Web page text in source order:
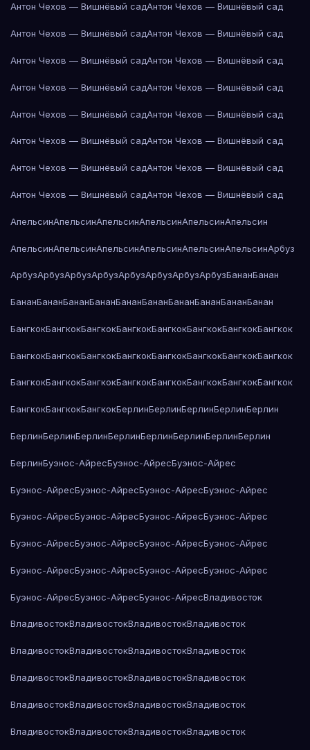
Антон Чехов — Вишнёвый садАнтон Чехов — Вишнёвый сад
Антон Чехов — Вишнёвый садАнтон Чехов — Вишнёвый сад
Антон Чехов — Вишнёвый садАнтон Чехов — Вишнёвый сад
Антон Чехов — Вишнёвый садАнтон Чехов — Вишнёвый сад
Антон Чехов — Вишнёвый садАнтон Чехов — Вишнёвый сад
Антон Чехов — Вишнёвый садАнтон Чехов — Вишнёвый сад
Антон Чехов — Вишнёвый садАнтон Чехов — Вишнёвый сад
Антон Чехов — Вишнёвый садАнтон Чехов — Вишнёвый сад
АпельсинАпельсинАпельсинАпельсинАпельсинАпельсин
АпельсинАпельсинАпельсинАпельсинАпельсинАпельсинАрбуз
АрбузАрбузАрбузАрбузАрбузАрбузАрбузАрбузБананБанан
БананБананБананБананБананБананБананБананБананБанан
БангкокБангкокБангкокБангкокБангкокБангкокБангкокБангкок
БангкокБангкокБангкокБангкокБангкокБангкокБангкокБангкок
БангкокБангкокБангкокБангкокБангкокБангкокБангкокБангкок
БангкокБангкокБангкокБерлинБерлинБерлинБерлинБерлин
БерлинБерлинБерлинБерлинБерлинБерлинБерлинБерлин
БерлинБуэнос-АйресБуэнос-АйресБуэнос-Айрес
Буэнос-АйресБуэнос-АйресБуэнос-АйресБуэнос-Айрес
Буэнос-АйресБуэнос-АйресБуэнос-АйресБуэнос-Айрес
Буэнос-АйресБуэнос-АйресБуэнос-АйресБуэнос-Айрес
Буэнос-АйресБуэнос-АйресБуэнос-АйресБуэнос-Айрес
Буэнос-АйресБуэнос-АйресБуэнос-АйресВладивосток
ВладивостокВладивостокВладивостокВладивосток
ВладивостокВладивостокВладивостокВладивосток
ВладивостокВладивостокВладивостокВладивосток
ВладивостокВладивостокВладивостокВладивосток
ВладивостокВладивостокВладивостокВладивосток